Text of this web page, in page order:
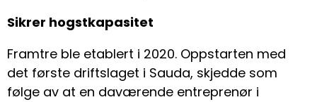
Sikrer hogstkapasitet
Framtre ble etablert i 2020. Oppstarten med
det første driftslaget i Sauda, skjedde som
følge av at en daværende entreprenør i